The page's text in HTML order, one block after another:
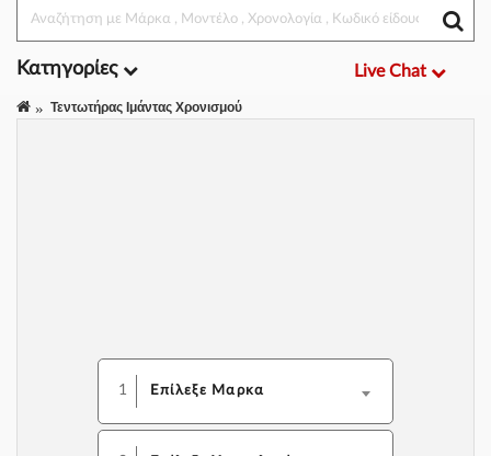
Κατηγορίες Live Chat
Τεντωτήρας Ιμάντας Χρονισμού
1 Επίλεξε Μαρκα